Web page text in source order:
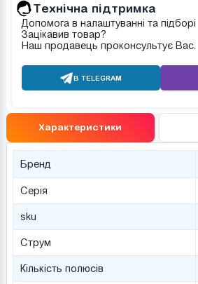
Tехнічна підтримка
Допомога в налаштуванні та підборі
Зацікавив товар?
Наш продавець проконсультує Вас.
В TELEGRAM
Характеристики
Бренд
Серія
sku
Струм
Кількість полюсів